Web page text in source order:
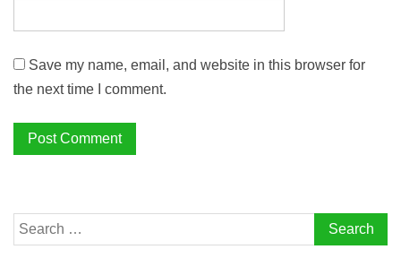
Save my name, email, and website in this browser for
the next time I comment.
Search
for: